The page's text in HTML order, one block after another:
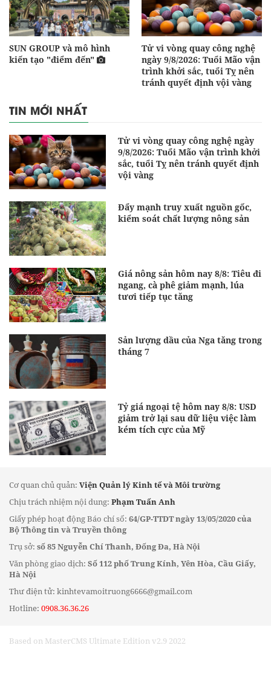
SUN GROUP và mô hình
kiến tạo "điểm đến"
Tử vi vòng quay công nghệ
ngày 9/8/2026: Tuổi Mão vận
trình khởi sắc, tuổi Tỵ nên
tránh quyết định vội vàng
TIN MỚI NHẤT
Tử vi vòng quay công nghệ ngày
9/8/2026: Tuổi Mão vận trình khởi
sắc, tuổi Tỵ nên tránh quyết định
vội vàng
Đẩy mạnh truy xuất nguồn gốc,
kiểm soát chất lượng nông sản
Giá nông sản hôm nay 8/8: Tiêu đi
ngang, cà phê giảm mạnh, lúa
tươi tiếp tục tăng
Sản lượng dầu của Nga tăng trong
tháng 7
Tỷ giá ngoại tệ hôm nay 8/8: USD
giảm trở lại sau dữ liệu việc làm
kém tích cực của Mỹ
Cơ quan chủ quản: Viện Quản lý Kinh tế và Môi trường
Chịu trách nhiệm nội dung: Phạm Tuấn Anh
Giấy phép hoạt động Báo chí số: 64/GP-TTDT ngày 13/05/2020 của
Bộ Thông tin và Truyền thông
Trụ sở: số 85 Nguyễn Chí Thanh, Đống Đa, Hà Nội
Văn phòng giao dịch: Số 112 phố Trung Kính, Yên Hòa, Cầu Giấy,
Hà Nội
Thư điện tử: kinhtevamoitruong6666@gmail.com
Hotline: 0908.36.36.26
Based on MasterCMS Ultimate Edition v2.9 2022